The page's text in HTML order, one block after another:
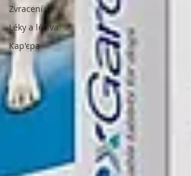
Zvracení
Léky a léčiva
Кар'єра